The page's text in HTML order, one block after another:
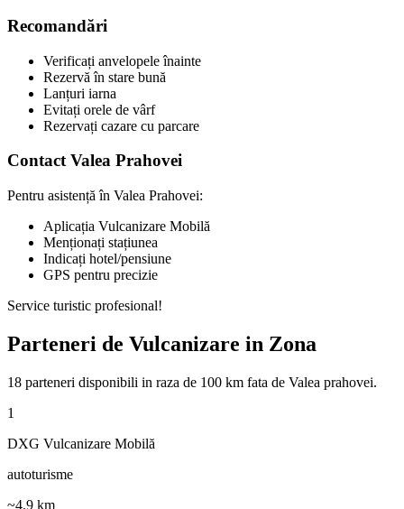
Recomandări
Verificați anvelopele înainte
Rezervă în stare bună
Lanțuri iarna
Evitați orele de vârf
Rezervați cazare cu parcare
Contact Valea Prahovei
Pentru asistență în Valea Prahovei:
Aplicația Vulcanizare Mobilă
Menționați stațiunea
Indicați hotel/pensiune
GPS pentru precizie
Service turistic profesional!
Parteneri de Vulcanizare in Zona
18 parteneri disponibili in raza de 100 km fata de Valea prahovei.
1
DXG Vulcanizare Mobilă
autoturisme
~4.9 km